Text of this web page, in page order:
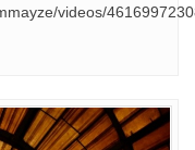
videos/